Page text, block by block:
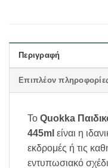
Περιγραφή
Επιπλέον
Το Quokka
445ml είναι η
εκδρομές ή τις
εντυπωσιακό